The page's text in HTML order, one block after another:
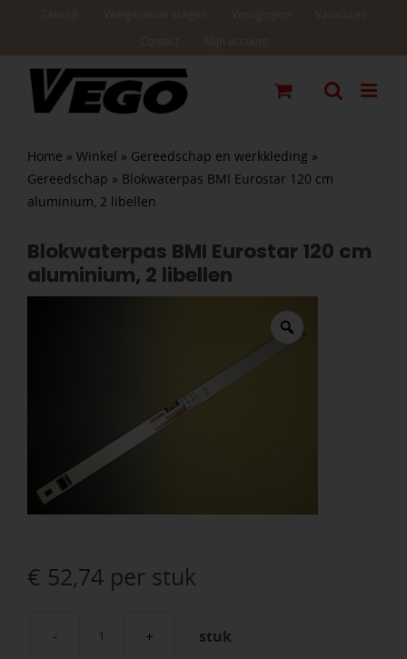
Home » Winkel » Gereedschap en werkkleding »
Gereedschap » Blokwaterpas BMI Eurostar 120 cm
aluminium, 2 libellen
Blokwaterpas BMI Eurostar 120 cm
aluminium, 2 libellen
€ 52,74per stuk
Blokwaterpas
stuk